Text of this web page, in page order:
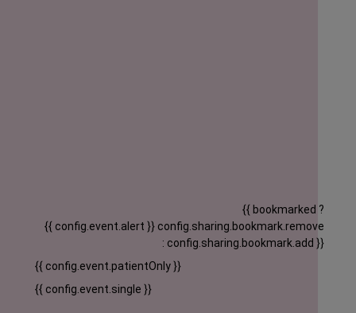
{{ config.event.alert }}
{{ bookmarked ?
config.sharing.bookmark.remove
: config.sharing.bookmark.add }}
{{ config.event.patientOnly }}
{{ config.event.single }}